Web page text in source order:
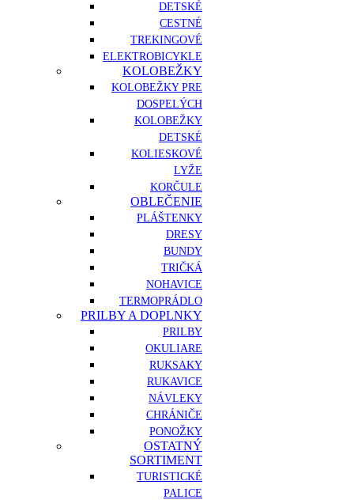
DETSKÉ
CESTNÉ
TREKINGOVÉ
ELEKTROBICYKLE
KOLOBEŽKY
KOLOBEŽKY PRE
DOSPELÝCH
KOLOBEŽKY
DETSKÉ
KOLIESKOVÉ
LYŽE
KORČULE
OBLEČENIE
PLÁŠTENKY
DRESY
BUNDY
TRIČKÁ
NOHAVICE
TERMOPRÁDLO
PRILBY A DOPLNKY
PRILBY
OKULIARE
RUKSAKY
RUKAVICE
NÁVLEKY
CHRÁNIČE
PONOŽKY
OSTATNÝ
SORTIMENT
TURISTICKÉ
PALICE